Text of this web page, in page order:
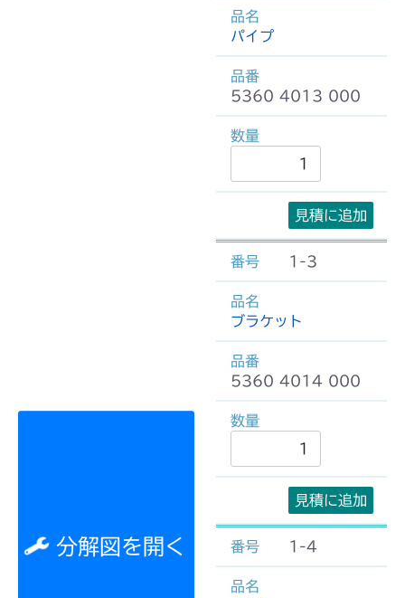
分解図を開く
パイプ
5360 4013 000
見積に追加
1-3
ブラケット
5360 4014 000
見積に追加
1-4